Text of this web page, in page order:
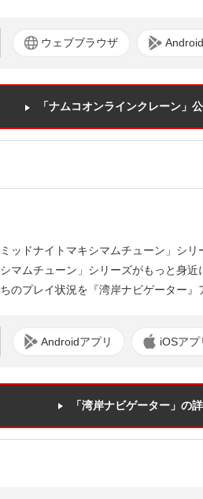
ウェブブラウザ
「ナムコオンラインクレーン」
ッドナイトマキシマムチューン」シリ
マムチューン」シリーズがもっと身近
のプレイ状況を『湾岸ナビゲーター』
Androidアプリ iOSアプ
「湾岸ナビゲーター」 の